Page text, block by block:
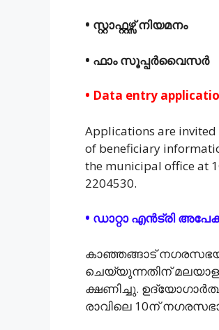
• സ്റ്റാഫ്റ്റഴ്സ് നിയമനം
• ഫാം സൂപ്പർവൈസർ
• Data entry
Applications are
of beneficiary
the municipal office at
2204530.
• ഡാറ്റാ എൻട്രി
കാഞ്ഞങ്ങാട്
ചെയ്യുന്നതിന്
ക്ഷണിച്ചു.
രാവിലെ 10ന്